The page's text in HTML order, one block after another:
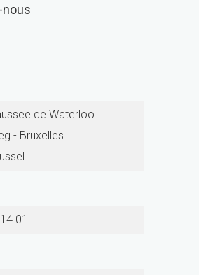
de Waterloo
- Bruxelles